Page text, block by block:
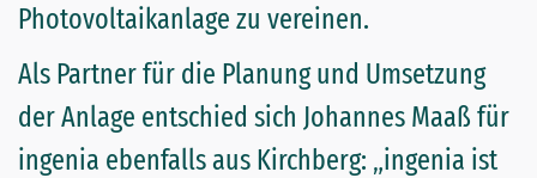
Photovoltaikanlage zu vereinen.
Als Partner für die Planung und Umsetzung
der Anlage entschied sich Johannes Maaß für
ingenia ebenfalls aus Kirchberg: „ingenia ist